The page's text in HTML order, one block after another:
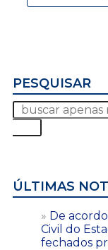
PESQUISAR
ÚLTIMAS
De
Civil do
fechados